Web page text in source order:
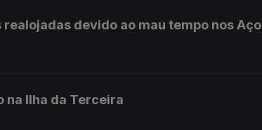
realojadas devido ao mau tempo nos
na Ilha da Terceira